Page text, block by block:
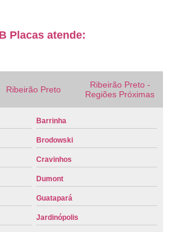
Placas atende:
Ribeirão Preto
Ribeirão Preto -
Regiões Próximas
Barrinha
Brodowski
Cravinhos
Dumont
Guatapará
Jardinópolis